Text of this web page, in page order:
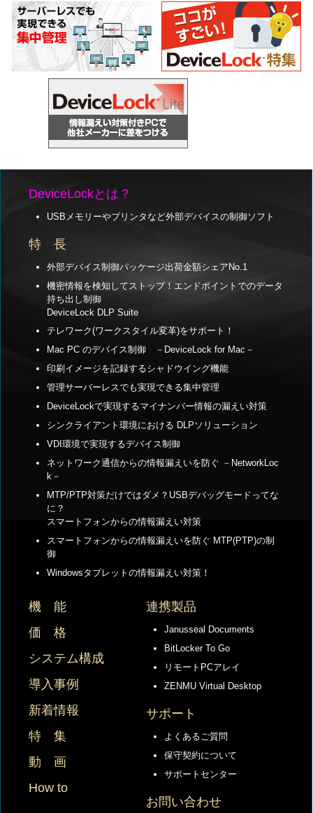
DeviceLockとは？
USBメモリーやプリンタなど外部デバイスの制御ソフト
特 長
外部デバイス制御パッケージ出荷金額シェアNo.1
機密情報を検知してストップ！エンドポイントでのデータ
持ち出し制御
DeviceLock DLP Suite
テレワーク(ワークスタイル変革)をサポート！
Mac PC のデバイス制御 －DeviceLock for Mac－
印刷イメージを記録するシャドウイング機能
管理サーバーレスでも実現できる集中管理
DeviceLockで実現するマイナンバー情報の漏えい対策
シンクライアント環境における DLPソリューション
VDI環境で実現するデバイス制御
ネットワーク通信からの情報漏えいを防ぐ －NetworkLoc
k－
MTP/PTP対策だけではダメ？USBデバッグモードってな
に？
スマートフォンからの情報漏えい対策
スマートフォンからの情報漏えいを防ぐ MTP(PTP)の制
御
Windowsタブレットの情報漏えい対策！
機 能
価 格
システム構成
導入事例
新着情報
特 集
動 画
How to
連携製品
Janusseal Documents
BitLocker To Go
リモートPCアレイ
ZENMU Virtual Desktop
サポート
よくあるご質問
保守契約について
サポートセンター
お問い合わせ